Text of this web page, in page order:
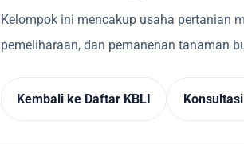
Kelompok ini mencakup usaha pertanian
pemeliharaan, dan pemanenan tanaman
Kembali ke Daftar KBLI